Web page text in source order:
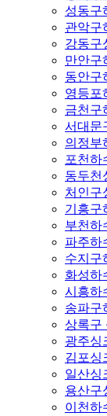
성동구
관악구
강동구
만안구
동안구
영등포
금천구
서대문
의정부
포천하
동두천
처인구
기흥구
부천하
파주하
수지구
화성하
시흥하
송파구
상록구
광주싱
김포싱
일산싱
용산구
이천하